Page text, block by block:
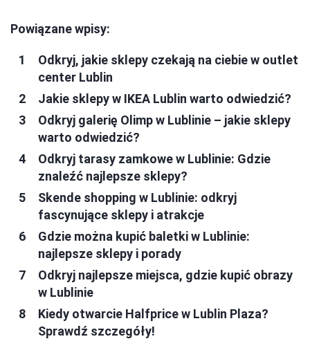
Powiązane wpisy:
Odkryj, jakie sklepy czekają na ciebie w outlet
center Lublin
Jakie sklepy w IKEA Lublin warto odwiedzić?
Odkryj galerię Olimp w Lublinie – jakie sklepy
warto odwiedzić?
Odkryj tarasy zamkowe w Lublinie: Gdzie
znaleźć najlepsze sklepy?
Skende shopping w Lublinie: odkryj
fascynujące sklepy i atrakcje
Gdzie można kupić baletki w Lublinie:
najlepsze sklepy i porady
Odkryj najlepsze miejsca, gdzie kupić obrazy
w Lublinie
Kiedy otwarcie Halfprice w Lublin Plaza?
Sprawdź szczegóły!